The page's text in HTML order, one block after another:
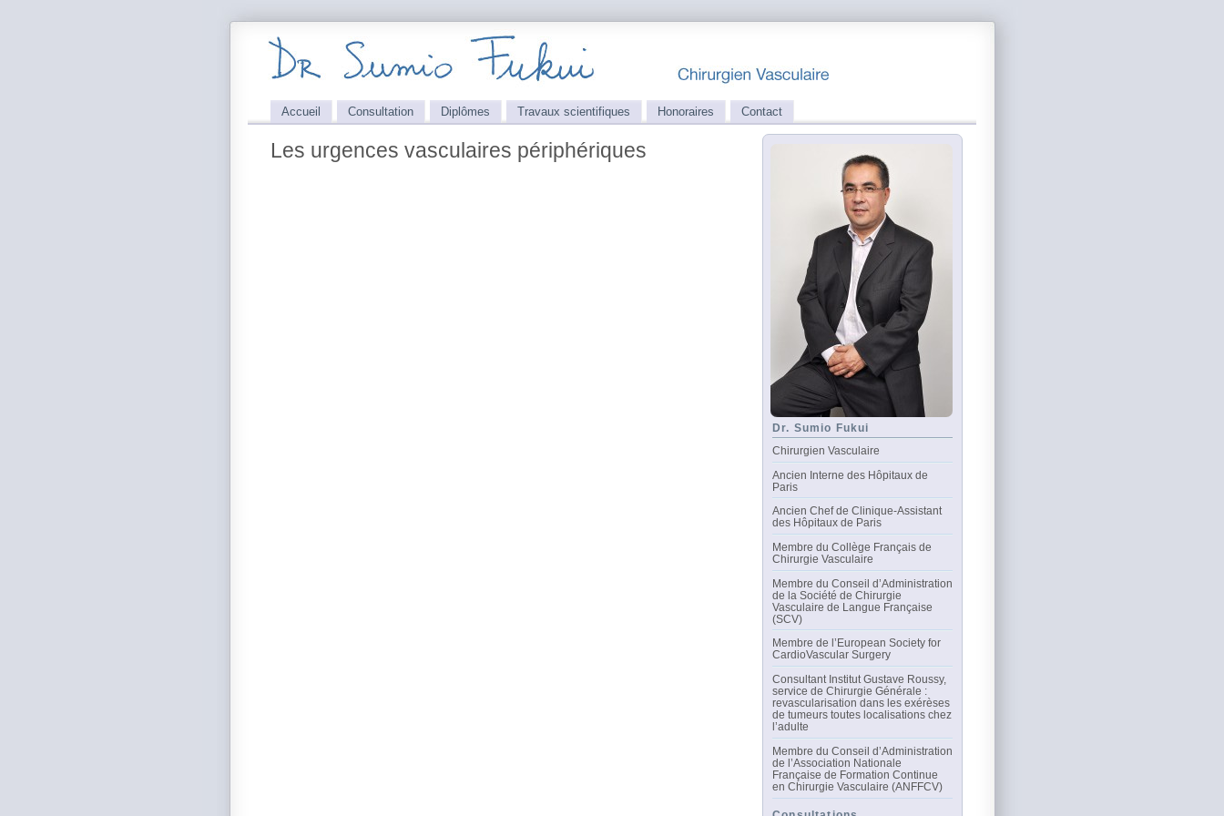
Accueil Consultation Diplômes Travaux scientifiques Honoraires Contact
Les urgences vasculaires périphériques
Dr. Sumio Fukui
Chirurgien Vasculaire
Ancien Interne des Hôpitaux de
Paris
Ancien Chef de Clinique-Assistant
des Hôpitaux de Paris
Membre du Collège Français de
Chirurgie Vasculaire
Membre du Conseil d’Administration
de la Société de Chirurgie
Vasculaire de Langue Française
(SCV)
Membre de l’European Society for
CardioVascular Surgery
Consultant Institut Gustave Roussy,
service de Chirurgie Générale :
revascularisation dans les exérèses
de tumeurs toutes localisations chez
l’adulte
Membre du Conseil d’Administration
de l’Association Nationale
Française de Formation Continue
en Chirurgie Vasculaire (ANFFCV)